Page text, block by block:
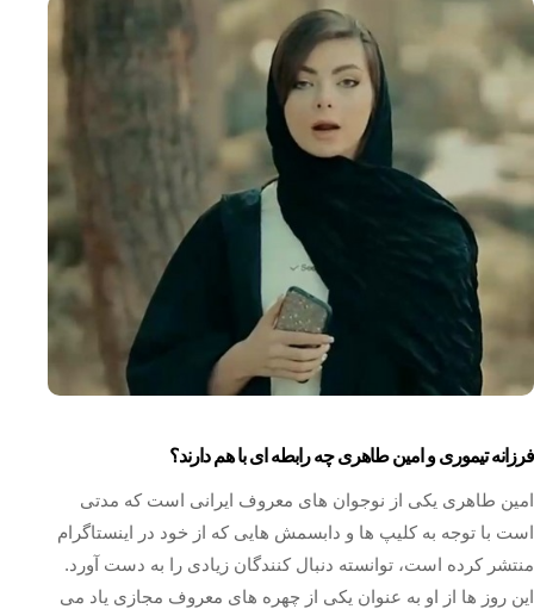
فرزانه تیموری و امین طاهری چه رابطه ای با هم دارند؟
امین طاهری یکی از نوجوان های معروف ایرانی است که مدتی
است با توجه به کلیپ ها و دابسمش هایی که از خود در اینستاگرام
منتشر کرده است، توانسته دنبال کنندگان زیادی را به دست آورد.
این روز ها از او به عنوان یکی از چهره های معروف مجازی یاد می